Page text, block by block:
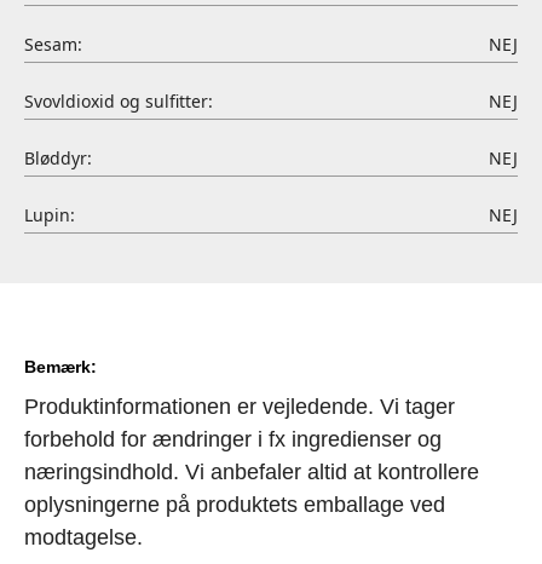
Sesam: NEJ
Svovldioxid og sulfitter: NEJ
Bløddyr: NEJ
Lupin: NEJ
Bemærk:
Produktinformationen er vejledende. Vi tager
forbehold for ændringer i fx ingredienser og
næringsindhold. Vi anbefaler altid at kontrollere
oplysningerne på produktets emballage ved
modtagelse.